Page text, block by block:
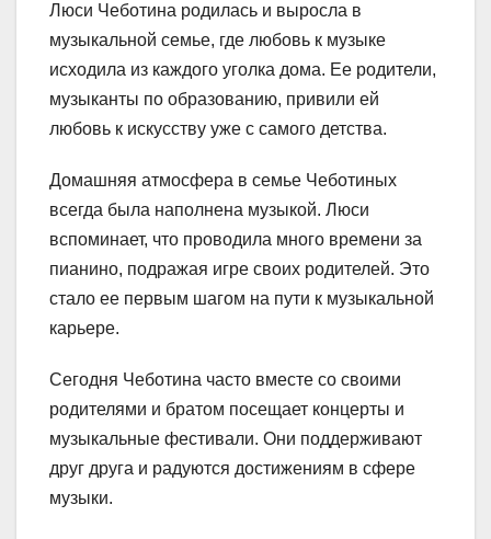
Люси Чеботина родилась и выросла в
музыкальной семье, где любовь к музыке
исходила из каждого уголка дома. Ее родители,
музыканты по образованию, привили ей
любовь к искусству уже с самого детства.
Домашняя атмосфера в семье Чеботиных
всегда была наполнена музыкой. Люси
вспоминает, что проводила много времени за
пианино, подражая игре своих родителей. Это
стало ее первым шагом на пути к музыкальной
карьере.
Сегодня Чеботина часто вместе со своими
родителями и братом посещает концерты и
музыкальные фестивали. Они поддерживают
друг друга и радуются достижениям в сфере
музыки.